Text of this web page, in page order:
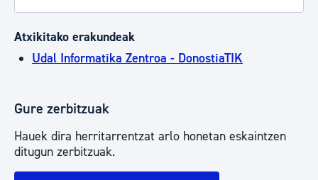
Atxikitako erakundeak
Udal Informatika Zentroa - DonostiaTIK
Gure zerbitzuak
Hauek dira herritarrentzat arlo honetan eskaintzen
ditugun zerbitzuak.